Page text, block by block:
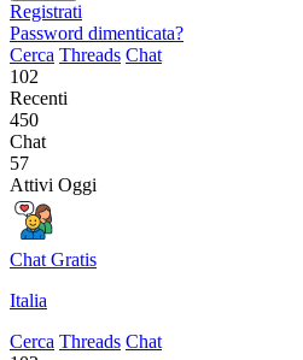
Registrati
Password dimenticata?
Cerca Threads Chat
102
Recenti
450
Chat
57
Attivi Oggi
Chat Gratis
Italia
Cerca Threads Chat